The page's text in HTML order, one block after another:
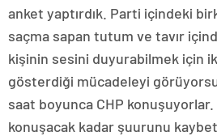
anket yaptırdık. Parti içindeki
saçma sapan tutum ve tavır
kişinin sesini duyurabilmek için
gösterdiği mücadeleyi
saat boyunca CHP konuşuyorlar.
konuşacak kadar şuurunu